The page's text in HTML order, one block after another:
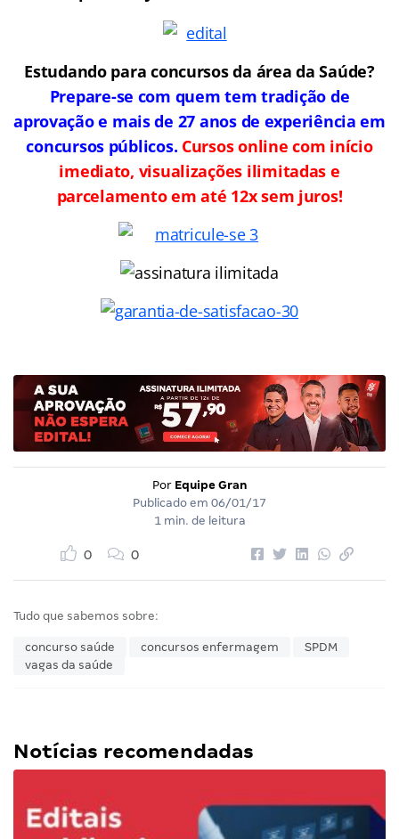
Estudando para concursos da área da Saúde?
Prepare-se com quem tem tradição de
aprovação e mais de 27 anos de experiência em
concursos públicos. Cursos online com início
imediato, visualizações ilimitadas e
parcelamento em até 12x sem juros!
Por Equipe Gran
Publicado em 06/01/17
1 min. de leitura
0 0
Tudo que sabemos sobre:
concurso saúde concursos enfermagem
SPDM
vagas da saúde
Notícias recomendadas